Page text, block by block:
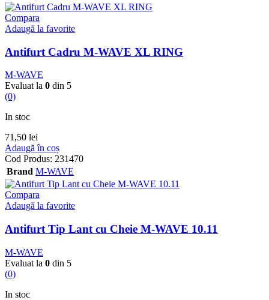
Compara
Adaugă la favorite
Antifurt Cadru M-WAVE XL RING
M-WAVE
Evaluat la 0 din 5
(0)
In stoc
71,50 lei
Adaugă în coș
Cod Produs: 231470
Brand M-WAVE
Compara
Adaugă la favorite
Antifurt Tip Lant cu Cheie M-WAVE 10.11
M-WAVE
Evaluat la 0 din 5
(0)
In stoc